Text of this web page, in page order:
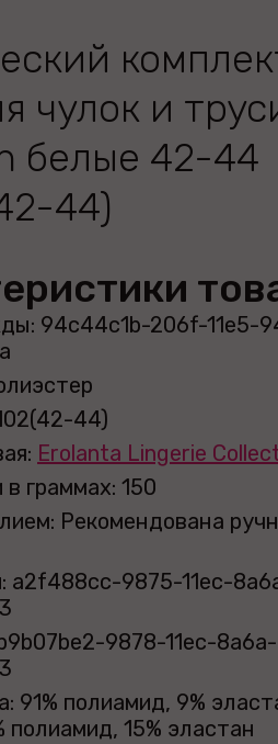
чулок и
белые 42-44
44)
94c44c1b-206f-11e5-
44)
Erolanta Lingerie
в граммах: 150
Рекомендована
a2f488cc-9875-11ec-
9878-11ec-8a6a-
91% полиамид, 9%
полиамид, 15% эластан